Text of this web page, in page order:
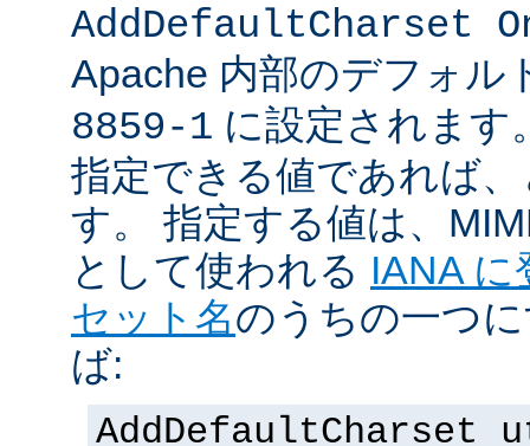
AddDefaultCharset
Apache 内部のデフォル
8859-1 に設定されま
指定できる値であれば
す。 指定する値は、
として使われる IANA
セット名のうちの一つ
ば:
AddDefaultCharset